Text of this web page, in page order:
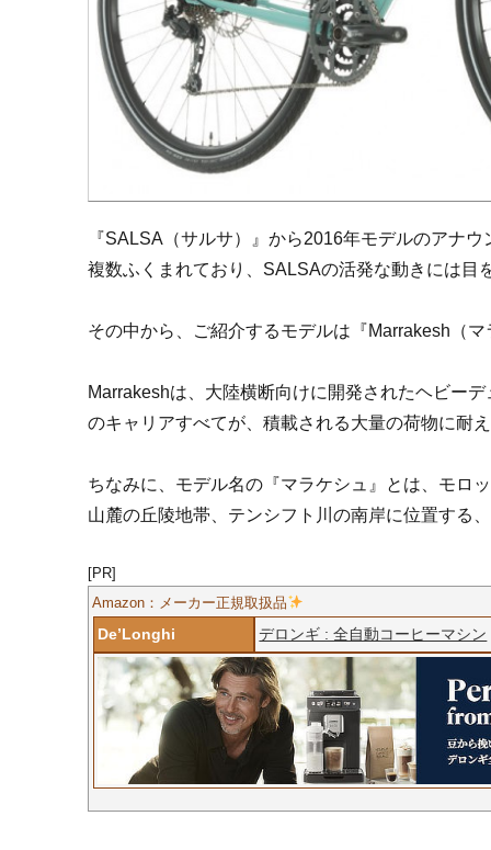
『SALSA（サルサ）』から2016年モデルのアナ
複数ふくまれており、SALSAの活発な動きには目
その中から、ご紹介するモデルは『Marrakesh（
Marrakeshは、大陸横断向けに開発されたヘビー
のキャリアすべてが、積載される大量の荷物に耐
ちなみに、モデル名の『マラケシュ』とは、モロ
山麓の丘陵地帯、テンシフト川の南岸に位置する
[PR]
Amazon：メーカー正規取扱品
De’Longhi デロンギ : 全自動コーヒーマシン